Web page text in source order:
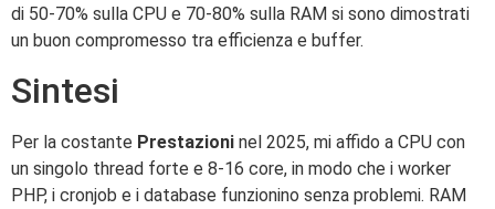
di 50-70% sulla CPU e 70-80% sulla RAM si sono dimostrati
un buon compromesso tra efficienza e buffer.
Sintesi
Per la costante Prestazioni nel 2025, mi affido a CPU con
un singolo thread forte e 8-16 core, in modo che i worker
PHP, i cronjob e i database funzionino senza problemi. RAM